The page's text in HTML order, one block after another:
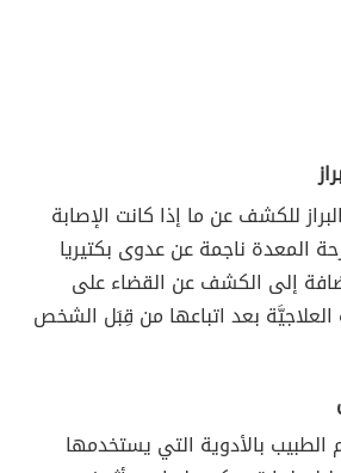
للكشف عن ما إذا كانت الإصابة
المعدة ناجمة عن عدوى بكتيريا
إلى الكشف عن القضاء على
العلاجيَّة بعد اتباعها من قِبَل الشخص
بالأدوية التي يستخدمها